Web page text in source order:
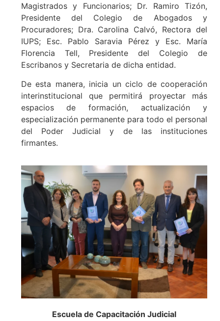
Magistrados y Funcionarios; Dr. Ramiro Tizón,
Presidente del Colegio de Abogados y
Procuradores; Dra. Carolina Calvó, Rectora del
IUPS; Esc. Pablo Saravia Pérez y Esc. María
Florencia Tell, Presidente del Colegio de
Escribanos y Secretaria de dicha entidad.
De esta manera, inicia un ciclo de cooperación
interinstitucional que permitirá proyectar más
espacios de formación, actualización y
especialización permanente para todo el personal
del Poder Judicial y de las instituciones
firmantes.
Escuela de Capacitación Judicial